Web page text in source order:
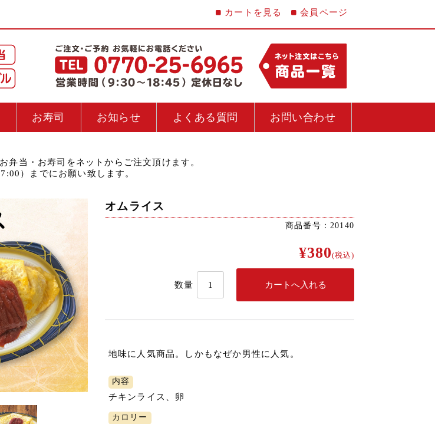
お寿司 お知らせ よくある質問 お問い合わせ
カートを見る 会員ページ
弁当・お寿司をネットからご注文頂けます。
）までにお願い致します。
オムライス
商品番号：20140
¥380(税込)
数量
地味に人気商品。しかもなぜか男性に人気。
内容
チキンライス、卵
カロリー